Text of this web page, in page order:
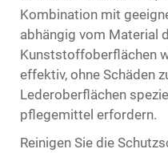
Kombination mit
abhängig vom Material
Kunststoffoberflächen
effektiv, ohne Schäden
Lederoberflächen
pflegemittel erfordern.
Reinigen Sie die